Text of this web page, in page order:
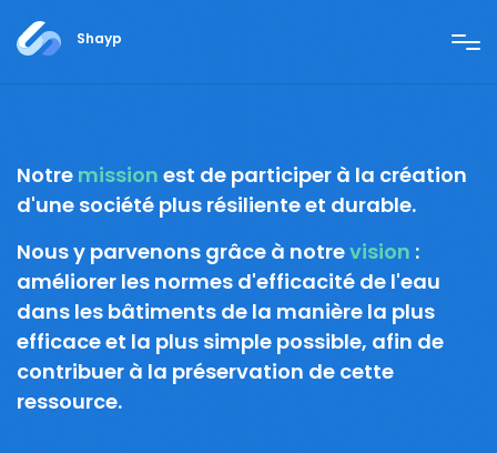
Shayp
Notre mission est de participer à la création
d'une société plus résiliente et durable.
Nous y parvenons grâce à notrevision :
améliorer les normes d'efficacité de l'eau
dans les bâtiments de la manière la plus
efficace et la plus simple possible, afin de
contribuer à la préservation de cette
ressource.